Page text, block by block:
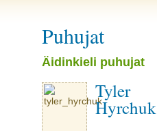
Puhujat
Äidinkieli puhujat
Tyler
Hyrchuk